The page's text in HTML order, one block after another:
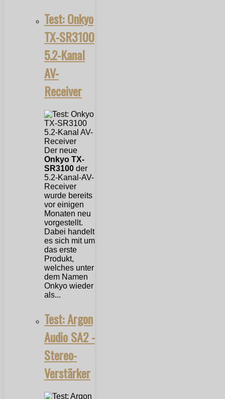
Test: Onkyo
TX-SR3100
5.2-Kanal
AV-
Receiver
Der neue
Onkyo TX-
SR3100 der
5.2-Kanal-AV-
Receiver
wurde bereits
vor einigen
Monaten neu
vorgestellt.
Dabei handelt
es sich mit um
das erste
Produkt,
welches unter
dem Namen
Onkyo wieder
als...
Test: Argon
Audio SA2 -
Stereo-
Verstärker